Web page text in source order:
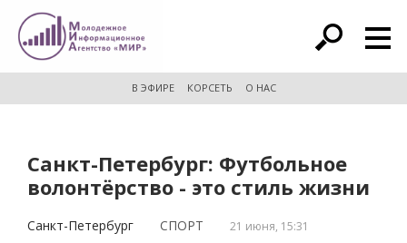
расширенный поиск
В ЭФИРЕ КОРСЕТЬ О НАС
Санкт-Петербург: Футбольное
волонтёрство - это стиль жизни
Санкт-Петербург СПОРТ 21 июня, 15:31